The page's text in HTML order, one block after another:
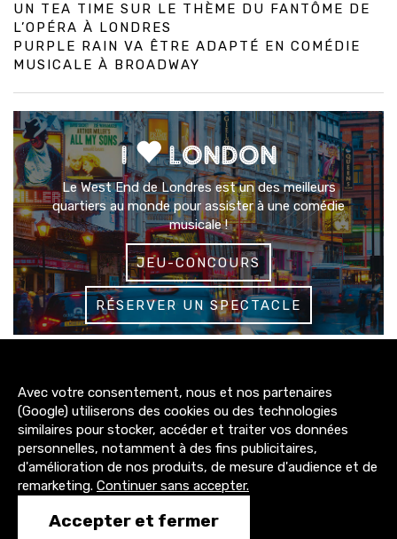
UN TEA TIME SUR LE THÈME DU FANTÔME DE
L’OPÉRA À LONDRES
PURPLE RAIN VA ÊTRE ADAPTÉ EN COMÉDIE
MUSICALE À BROADWAY
I LONDON
Le West End de Londres est un des meilleurs
quartiers au monde pour assister à une comédie
musicale !
JEU-CONCOURS
RÉSERVER UN SPECTACLE
3200+
abonnés
4300+
abonnés
1500+
abonnés
Avec votre consentement, nous et nos partenaires
(Google) utiliserons des cookies ou des technologies
similaires pour stocker, accéder et traiter vos données
personnelles, notamment à des fins publicitaires,
d'amélioration de nos produits, de mesure d'audience et de
remarketing. Continuer sans accepter.
Accepter et fermer